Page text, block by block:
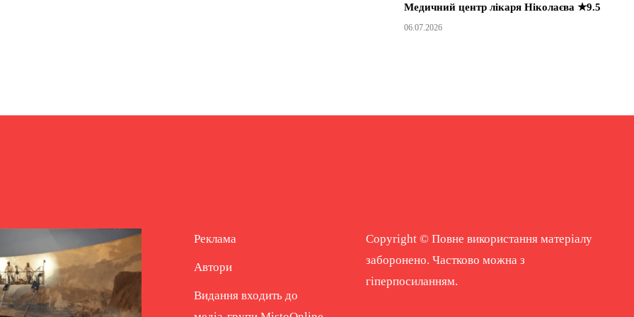
Медичний центр лікаря Ніколаєва ★9.5
06.07.2026
Реклама
Автори
Видання входить до
Copyright © Повне використання матеріалу
заборонено. Частково можна з
гіперпосиланням.